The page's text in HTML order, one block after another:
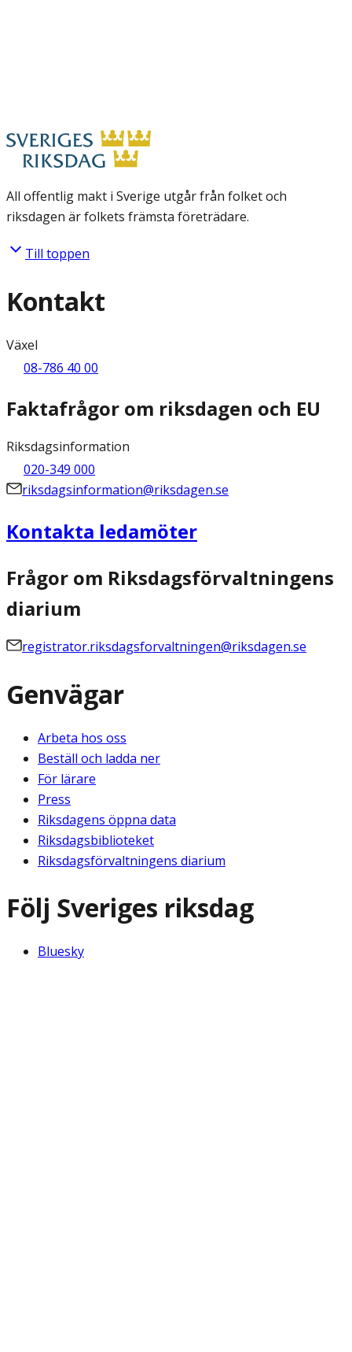
All offentlig makt i Sverige utgår från folket och
riksdagen är folkets främsta företrädare.
Till toppen
Kontakt
Växel
08-786 40 00
Faktafrågor om riksdagen och EU
Riksdagsinformation
020-349 000
riksdagsinformation@riksdagen.se
Kontakta ledamöter
Frågor om Riksdagsförvaltningens
diarium
registrator.riksdagsforvaltningen@riksdagen.se
Genvägar
Arbeta hos oss
Beställ och ladda ner
För lärare
Press
Riksdagens öppna data
Riksdagsbiblioteket
Riksdagsförvaltningens diarium
Följ Sveriges riksdag
Bluesky